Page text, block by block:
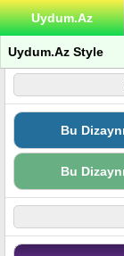
Uydum.Az
Uydum.Az Style
Bu
Bu